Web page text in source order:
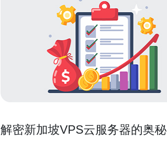
解密新加坡VPS云服务器的奥秘